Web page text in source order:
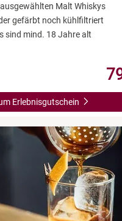
Malt Whiskys
gefärbt noch kühlfiltriert
sind mind. 18 Jahre alt
Erlebnisgutschein